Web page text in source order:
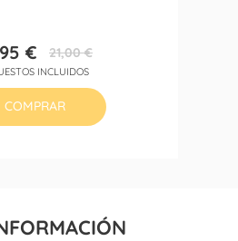
Precio
€Precio
base
21,00 €
INCLUIDOS
COMPRAR